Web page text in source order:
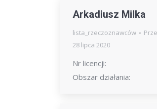
Arkadiusz Milka
lista_rzeczoznawców
28 lipca 2020
Nr licencji:
Obszar działania: